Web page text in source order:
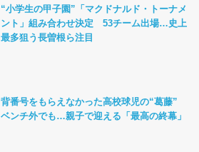
“小学生の甲子園”「マクドナルド・トーナメ
ント」組み合わせ決定 53チーム出場…史上
最多狙う長曽根ら注目
背番号をもらえなかった高校球児の“葛藤”
ベンチ外でも…親子で迎える「最高の終幕」